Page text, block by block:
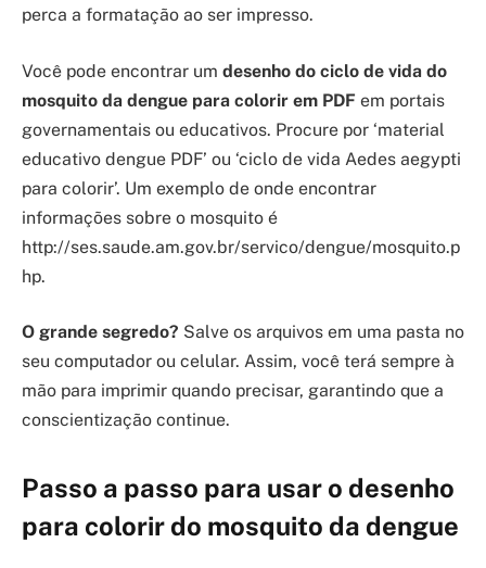
perca a formatação ao ser impresso.
Você pode encontrar um desenho do ciclo de vida do
mosquito da dengue para colorir em PDF em portais
governamentais ou educativos. Procure por ‘material
educativo dengue PDF’ ou ‘ciclo de vida Aedes aegypti
para colorir’. Um exemplo de onde encontrar
informações sobre o mosquito é
http://ses.saude.am.gov.br/servico/dengue/mosquito.p
hp.
O grande segredo? Salve os arquivos em uma pasta no
seu computador ou celular. Assim, você terá sempre à
mão para imprimir quando precisar, garantindo que a
conscientização continue.
Passo a passo para usar o desenho
para colorir do mosquito da dengue